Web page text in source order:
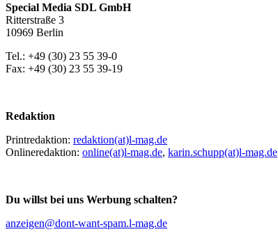
Special Media SDL GmbH
Ritterstraße 3
10969 Berlin
Tel.: +49 (30) 23 55 39-0
Fax: +49 (30) 23 55 39-19
Redaktion
Printredaktion: redaktion(at)l-mag.de
Onlineredaktion: online(at)l-mag.de, karin.schupp(at)l-mag.de
Du willst bei uns Werbung schalten?
anzeigen@dont-want-spam.l-mag.de